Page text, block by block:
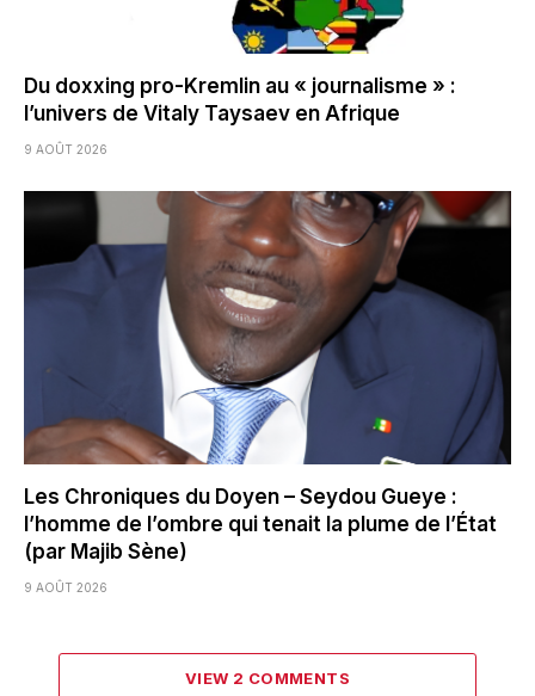
Du doxxing pro-Kremlin au « journalisme » :
l’univers de Vitaly Taysaev en Afrique
9 AOÛT 2026
Les Chroniques du Doyen – Seydou Gueye :
l’homme de l’ombre qui tenait la plume de l’État
(par Majib Sène)
9 AOÛT 2026
VIEW 2 COMMENTS